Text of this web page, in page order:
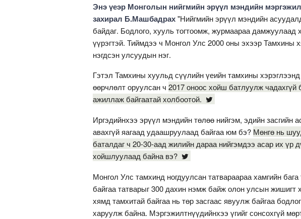
Энэ үеэр Монголын нийгмийн эрүүл мэндийн
захирал Б.Машбадрах"Нийгмийн эрүүл мэндийн
байдаг. Бодлого, хууль тогтоомж, журмаараа дамжуулаад
үүрэгтэй. Тиймдээ ч Монгол Улс 2000 оны эхээр Тамхины
нэгдсэн улсуудын нэг.
Гэтэл Тамхины хуульд сүүлийн үеийн тамхины хэрэглээнд
өөрчлөлт оруулсан ч 2017 оноос хойш батлуулж чадахгүй
ажиллаж байгаатай холбоотой.
Иргэдийнхээ эрүүл мэндийн төлөө нийгэм, эдийн засгийн
авахгүй яагаад удаашруулаад байгаа юм бэ? Мөнгө нь
баталдаг ч 20-30-аад жилийн дараа нийгэмдээ асар их үр
хойшлуулаад байна вэ?
Монгол Улс тамхинд ногдуулсан татвараараа хамгийн
байгаа татварыг 300 дахин нэмж байж олон улсын жишигт
хямд тамхитай байгаа нь төр засгаас явуулж байгаа
харуулж байна. Мэргэжилтнүүдийнхээ үгийг сонсохгүй